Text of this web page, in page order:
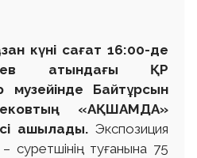
күні сағат 16:00-де
атындағы ҚР
музейінде Байтұрсын
«АҚШАМДА»
ашылады.Экспозиция
суретшінің туғанына 75